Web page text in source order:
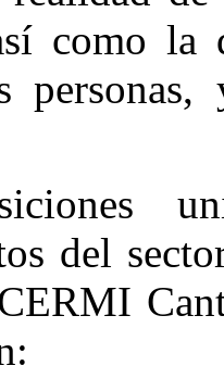
como la
del